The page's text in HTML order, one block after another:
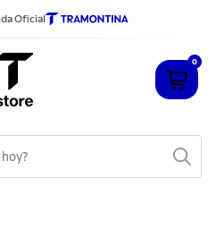
Oficial
0